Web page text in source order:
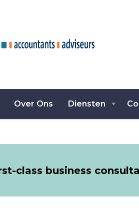
Over Ons Diensten
class business